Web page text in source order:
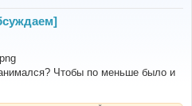
Чтобы по меньше было и